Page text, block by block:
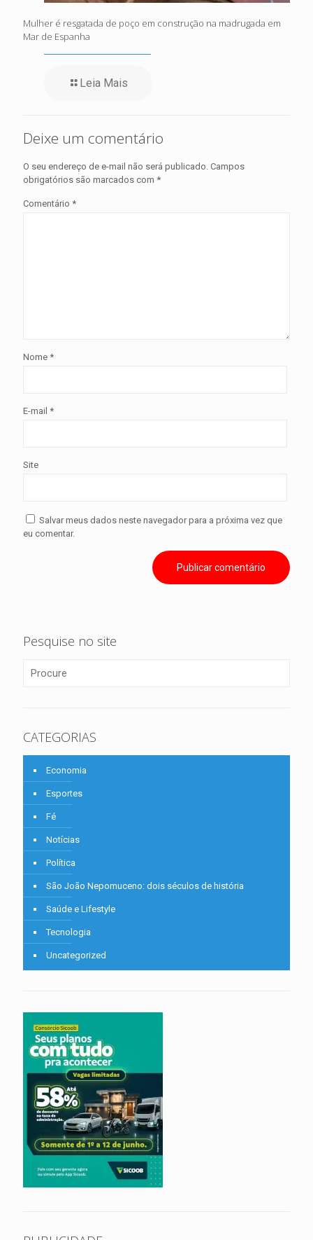
Mulher é resgatada de poço em construção na madrugada em
Mar de Espanha
Leia Mais
Deixe um comentário
O seu endereço de e-mail não será publicado. Campos
obrigatórios são marcados com *
Comentário *
Nome *
E-mail *
Site
Salvar meus dados neste navegador para a próxima vez que
eu comentar.
Pesquise no site
CATEGORIAS
Economia
Esportes
Fé
Notícias
Política
São João Nepomuceno: dois séculos de história
Saúde e Lifestyle
Tecnologia
Uncategorized